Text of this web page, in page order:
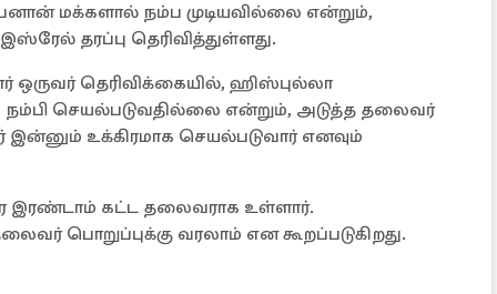
மக்களால் நம்ப முடியவில்லை என்றும்,
தரப்பு தெரிவித்துள்ளது.
தெரிவிக்கையில், ஹிஸ்புல்லா
செயல்படுவதில்லை என்றும், அடுத்த தலைவர்
இன்னும் உக்கிரமாக செயல்படுவார் எனவும்
இரண்டாம் கட்ட தலைவராக உள்ளார்.
பொறுப்புக்கு வரலாம் என கூறப்படுகிறது.